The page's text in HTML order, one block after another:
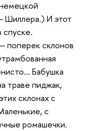
Шиллера.) И этот
поперек склонов
Бабушка
траве пиджак,
склонах с
с
ромашечки.